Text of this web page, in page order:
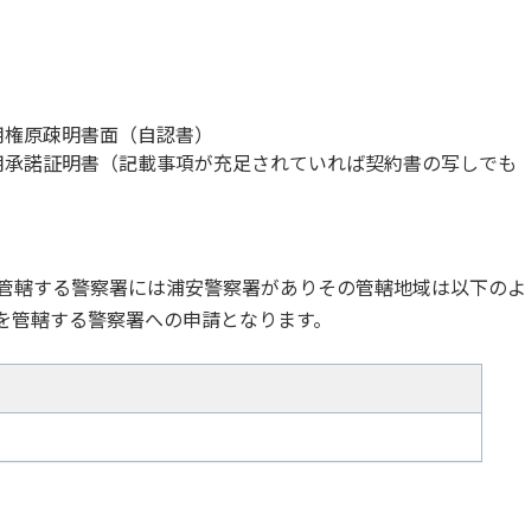
原疎明書面（自認書）
諾証明書（記載事項が充足されていれば契約書の写しでも
轄する警察署には浦安警察署がありその管轄地域は以下のよ
轄する警察署への申請となります。